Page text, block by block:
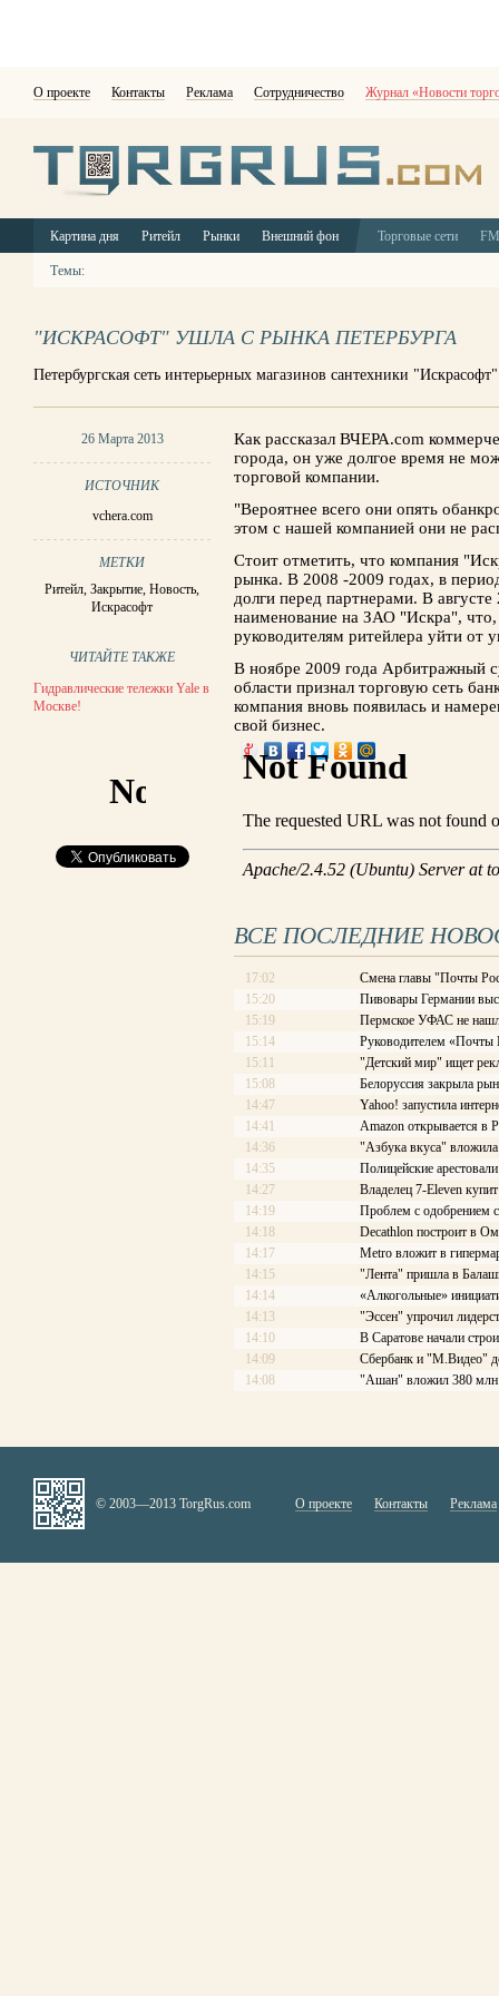
О проекте Контакты Реклама Сотрудничество Журнал «Новости
Картина дня Ритейл Рынки Внешний фон Торговые сети
Темы:
"ИСКРАСОФТ" УШЛА С РЫНКА ПЕТЕРБУРГА
Петербургская сеть интерьерных магазинов сантехники
26 Марта 2013
ИСТОЧНИК
vchera.com
МЕТКИ
Ритейл,Закрытие,Новость,
Искрасофт
ЧИТАЙТЕ ТАКЖЕ
Гидравлические тележки Yale в
Москве!
Как рассказал ВЧЕРА.com
города, он уже долгое время не
торговой компании.
"Вероятнее всего они опять
этом с нашей компанией они не
Стоит отметить, что компания
рынка. В 2008 -2009 годах, в
долги перед партнерами. В
наименование на ЗАО "Искра",
руководителям ритейлера уйти от
В ноябре 2009 года Арбитражный
области признал торговую сеть
компания вновь появилась и
свой бизнес.
ВСЕ ПОСЛЕДНИЕ
17:02
Смена главы "Почты
15:20
Пивовары Германии
15:19
Пермское УФАС не
15:14
Руководителем «Почты
15:11
"Детский мир" ищет
15:08
Белоруссия закрыла
14:47
Yahoo! запустила
14:41
Amazon открывается в
14:36
"Азбука вкуса"
14:35
Полицейские
14:27
Владелец 7-Eleven
14:19
Проблем с одобрением
14:18
Decathlon построит в
14:17
Меtrо вложит в
14:15
"Лента" пришла в
14:14
«Алкогольные»
14:13
"Эссен" упрочил
14:10
В Саратове начали
14:09
Сбербанк и "М.Видео"
14:08
"Ашан" вложил 380 млн
© 2003—2013 TorgRus.com О проекте Контакты Реклама